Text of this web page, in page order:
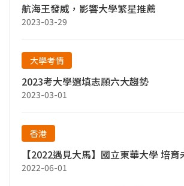
航海王發威，影響大學繁星推薦
2023-03-29
大學考情
2023考大學選填志願六大趨勢
2023-03-01
香港
【2022遇見大馬】國立東華大學 培
2022-06-01